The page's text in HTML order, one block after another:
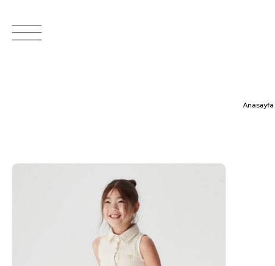
Anasayfa